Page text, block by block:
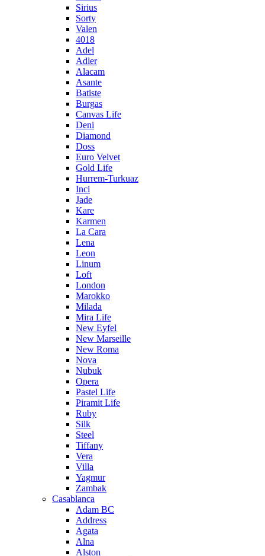
Sirius
Sorty
Valen
4018
Adel
Adler
Alacam
Asante
Batiste
Burgas
Canvas Life
Deni
Diamond
Doss
Euro Velvet
Gold Life
Hurrem-Turkuaz
Inci
Jade
Kare
Karmen
La Cara
Lena
Leon
Linum
Loft
London
Marokko
Milada
Mira Life
New Eyfel
New Marseille
New Roma
Nova
Nubuk
Opera
Pastel Life
Piramit Life
Ruby
Silk
Steel
Tiffany
Vera
Villa
Yagmur
Zambak
Casablanca
Adam BC
Address
Agata
Alna
Alston